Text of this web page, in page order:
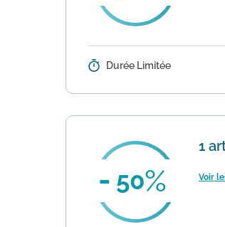
Détails : Cette offre
Durée Limitée
50
1
Voir